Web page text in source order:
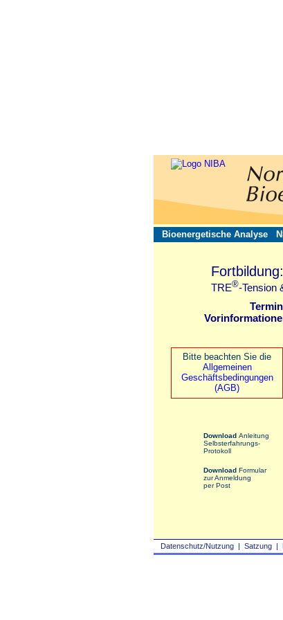
Datenschutz/Nutzung | Satzung |
Bioenergetische Analyse
TRE®-Tension
Bitte beachten Sie die
Allgemeinen
Geschäftsbedingungen
(AGB)
Download Anleitung
Selbsterfahrungs-
Protokoll
Download Formular
zur Anmeldung
per Post